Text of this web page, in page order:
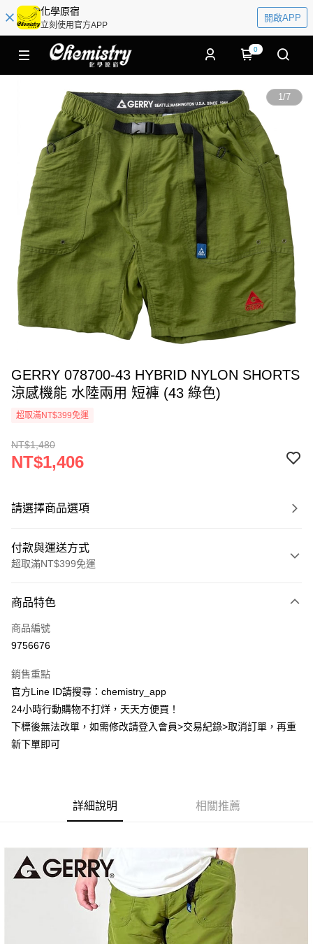
化學原宿
立刻使用官方APP
開啟APP
0
1/7
GERRY 078700-43 HYBRID NYLON SHORTS
涼感機能 水陸兩用 短褲 (43 綠色)
超取滿NT$399免運
NT$1,480
NT$1,406
請選擇商品選項
付款與運送方式
超取滿NT$399免運
信用卡一次付款
超商取貨付款
Apple Pay
街口支付
悠遊付
全家取貨付款
付款後全家取貨
每筆NT$60，滿NT$399(含以上)免運費
每筆NT$60，滿NT$399(含以上)免運費
商品特色
商品編號
9756676
銷售重點
官方Line ID請搜尋：chemistry_app
24小時行動購物不打烊，天天方便買！
下標後無法改單，如需修改請登入會員>交易紀錄>取消訂單，再重
新下單即可
詳細說明 相關推薦